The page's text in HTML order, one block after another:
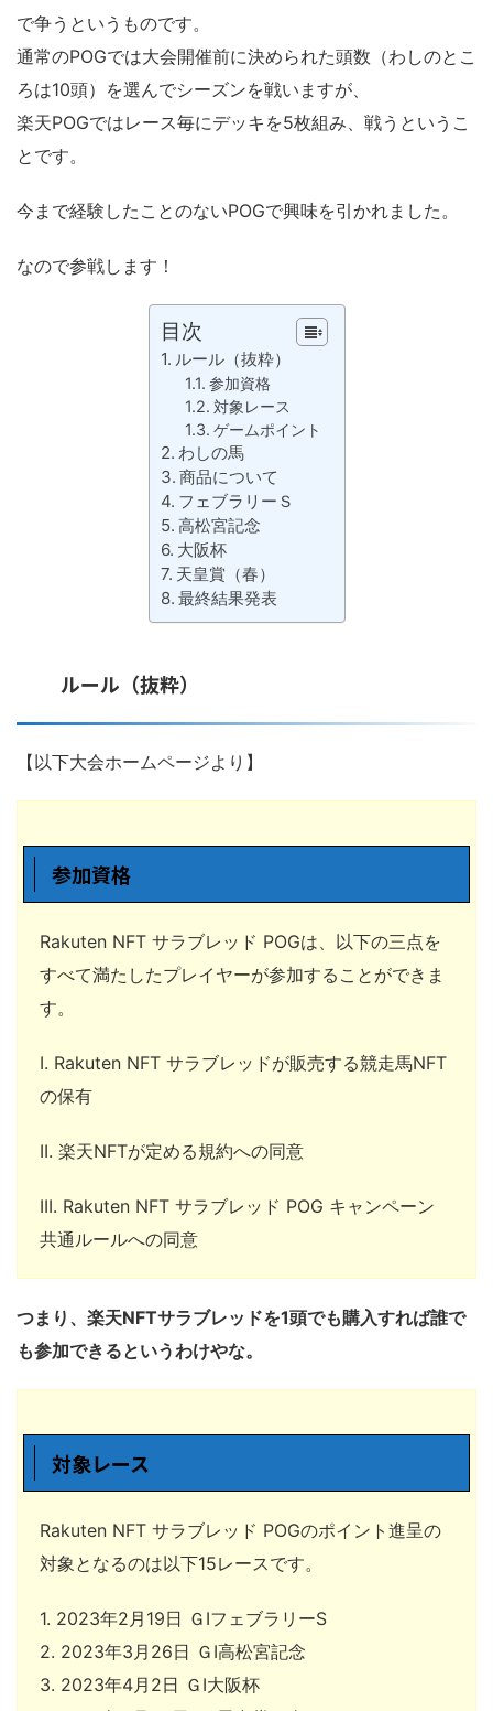
で争うというものです。
通常のPOGでは大会開催前に決められた頭数（わしのとこ
ろは10頭）を選んでシーズンを戦いますが、
楽天POGではレース毎にデッキを5枚組み、戦うというこ
とです。
今まで経験したことのないPOGで興味を引かれました。
なので参戦します！
目次
ルール（抜粋）
参加資格
対象レース
ゲームポイント
わしの馬
商品について
フェブラリーＳ
高松宮記念
大阪杯
天皇賞（春）
最終結果発表
ルール（抜粋）
【以下大会ホームページより】
参加資格
Rakuten NFT サラブレッド POGは、以下の三点を
すべて満たしたプレイヤーが参加することができま
す。
I. Rakuten NFT サラブレッドが販売する競走馬NFT
の保有
II. 楽天NFTが定める規約への同意
III. Rakuten NFT サラブレッド POG キャンペーン
共通ルールへの同意
つまり、楽天NFTサラブレッドを1頭でも購入すれば誰で
も参加できるというわけやな。
対象レース
Rakuten NFT サラブレッド POGのポイント進呈の
対象となるのは以下15レースです。
1. 2023年2月19日 ＧIフェブラリーS
2. 2023年3月26日 ＧI高松宮記念
3. 2023年4月2日 ＧI大阪杯